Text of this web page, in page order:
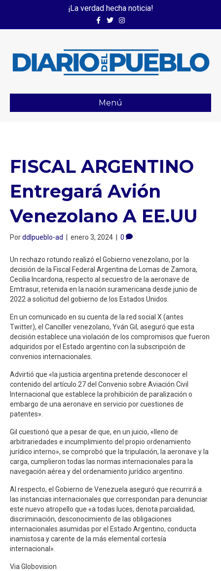
¡La verdad hecha noticia!
FacebookTwitterInstagram
Menú
FISCAL ARGENTINO
Entregará Avión
Venezolano A EE.UU
Porddlpueblo-ad | enero 3, 2024 | 0
Un rechazo rotundo realizó el Gobierno venezolano, por la
decisión de la Fiscal Federal Argentina de Lomas de Zamora,
Cecilia Incardona, respecto al secuestro de la aeronave de
Emtrasur, retenida en la nación suramericana desde junio de
2022 a solicitud del gobierno de los Estados Unidos.
En un comunicado en su cuenta de la red social X (antes
Twitter), el Canciller venezolano, Yván Gil, aseguró que esta
decisión establece una violación de los compromisos que fueron
adquiridos por el Estado argentino con la subscripción de
convenios internacionales.
Advirtió que «la justicia argentina pretende desconocer el
contenido del artículo 27 del Convenio sobre Aviación Civil
Internacional que establece la prohibición de paralización o
embargo de una aeronave en servicio por cuestiones de
patentes».
Gil cuestionó que a pesar de que, en un juicio, «lleno de
arbitrariedades e incumplimiento del propio ordenamiento
jurídico interno», se comprobó que la tripulación, la aeronave y la
carga, cumplieron todas las normas internacionales para la
navegación aérea y del ordenamiento jurídico argentino.
Al respecto, el Gobierno de Venezuela aseguró que recurrirá a
las instancias internacionales que correspondan para denunciar
este nuevo atropello que «a todas luces, denota parcialidad,
discriminación, desconocimiento de las obligaciones
internacionales asumidas por el Estado Argentino, conducta
inamistosa y carente de la más elemental cortesía
internacional».
Via Globovision